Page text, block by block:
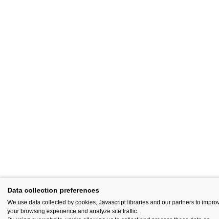
Data collection preferences
We use data collected by cookies, Javascript libraries and our partners to
your browsing experience and analyze site traffic.